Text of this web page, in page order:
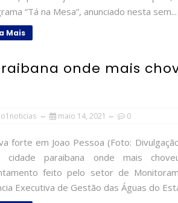
“Tá na Mesa”, anunciado nesta sem...
Mais
onde mais
maio 14, 2021 0
forte em Joao Pessoa (Foto:
paraibana onde mais
feito pelo setor de
Executiva de Gestão das Águas do